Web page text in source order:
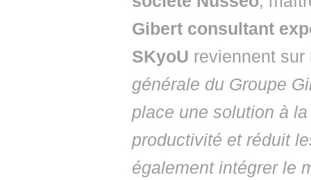
Gibert consultant
SKyoU reviennent
générale du Groupe
place une solution à
productivité et réduit
également intégrer le